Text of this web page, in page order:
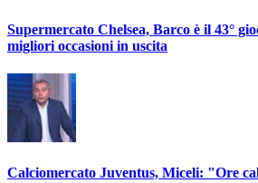
Supermercato Chelsea, Barco è il 43°
migliori occasioni in uscita
Calciomercato Juventus, Miceli: "Ore